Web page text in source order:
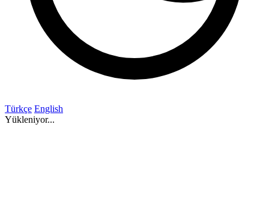
Türkçe English
Yükleniyor...